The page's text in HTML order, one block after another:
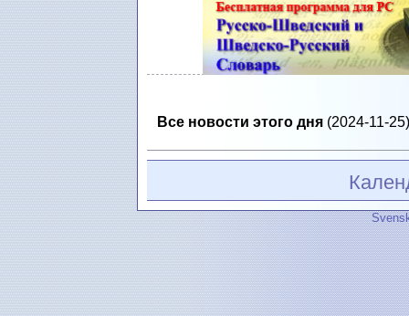
Все новости этого дня (2024-11-